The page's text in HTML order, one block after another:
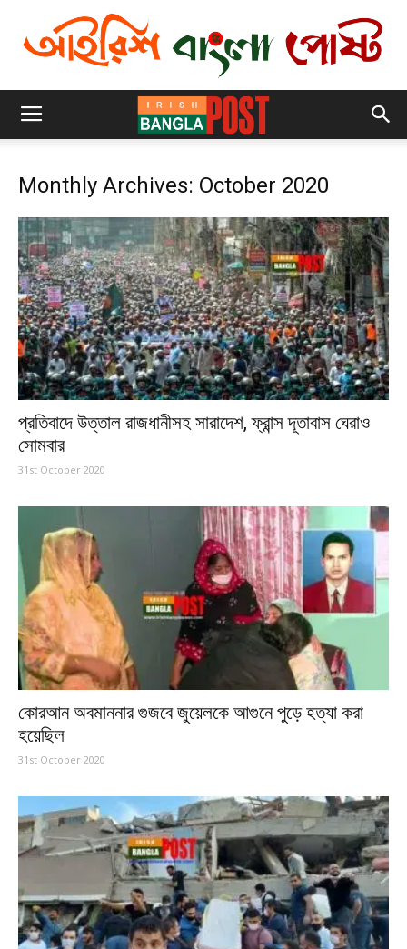
Monthly Archives: October 2020
প্রতিবাদে উত্তাল রাজধানীসহ সারাদেশ, ফ্রান্স দূতাবাস ঘেরাও
সোমবার
31st October 2020
কোরআন অবমাননার গুজবে জুয়েলকে আগুনে পুড়ে হত্যা করা
হয়েছিল
31st October 2020